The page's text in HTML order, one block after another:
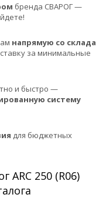
бренда СВАРОГ —
напрямую со склада
за минимальные
и быстро —
систему
для бюджетных
250 (R06)